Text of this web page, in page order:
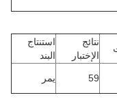
نتائج
الإختبار
استنتاج
البند
59 يمر